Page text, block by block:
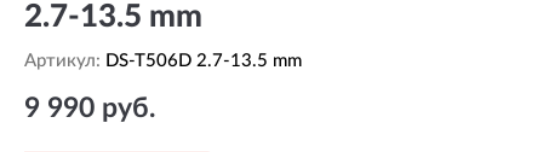
2.7-13.5 mm
Артикул: DS-T506D 2.7-13.5 mm
9 990 руб.